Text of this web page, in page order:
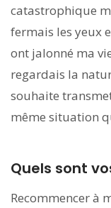
catastrophique
fermais les yeux
ont jalonné ma
regardais la
souhaite
même situation
Quels sont
Recommencer à